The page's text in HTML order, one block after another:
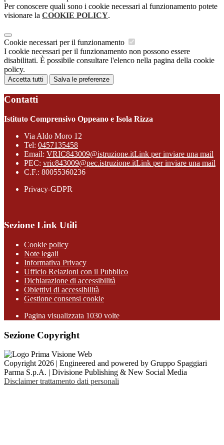
Per conoscere quali sono i cookie necessari al funzionamento potete
visionare la COOKIE POLICY.
Cookie necessari per il funzionamento
I cookie necessari per il funzionamento non possono essere
disabilitati. È possibile consultare l'elenco nella pagina della cookie
policy.
Accetta tutti Salva le preferenze
Contatti
Istituto Comprensivo Oppeano e Isola Rizza
Via Aldo Moro 12
Tel: 0457135458
Email: VRIC843009@istruzione.itLink per inviare una mail
PEC: vric843009@pec.istruzione.itLink per inviare una mail
C.F.: 80055360236
Privacy-GDPR
Sezione Link Utili
Cookie policy
Note legali
Informativa Privacy
Ufficio Relazioni con il Pubblico
Dichiarazione di accessibilità
Obiettivi di accessibilità
Gestione consensi cookie
Pagina visualizzata 1030 volte
Sezione Copyright
Copyright 2026 | Engineered and powered by Gruppo Spaggiari
Parma S.p.A. | Divisione Publishing & New Social Media
Disclaimer trattamento dati personali